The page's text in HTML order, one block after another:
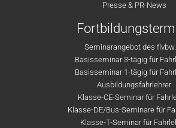
Presse & PR-News
Seminarangebot des
Basisseminar 3-tägig für
Basisseminar 1-tägig für
Ausbildungsfahrlehrer
Klasse-CE-Seminar für
Klasse-DE/Bus-Seminare für
Klasse-T-Seminar für